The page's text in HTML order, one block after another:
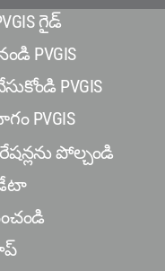
గైడ్
PVGIS
PVGIS
PVGIS
పోల్చండి
డేటా